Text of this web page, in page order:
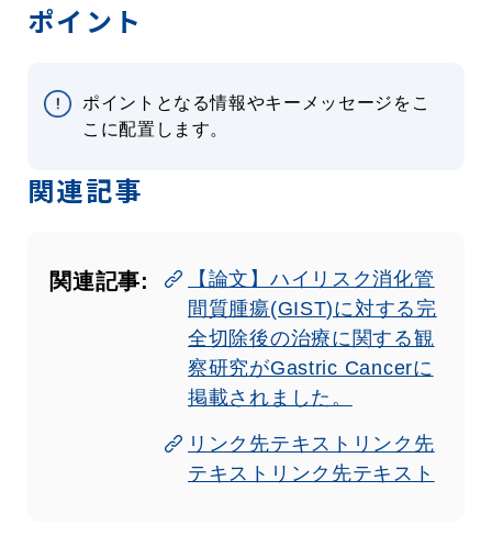
ポイント
ポイントとなる情報やキーメッセージをこ
こに配置します。
関連記事
関連記事:
【論文】ハイリスク消化管
間質腫瘍(GIST)に対する完
全切除後の治療に関する観
察研究がGastric Cancerに
掲載されました。
リンク先テキストリンク先
テキストリンク先テキスト